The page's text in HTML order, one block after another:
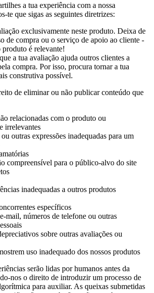
a tua experiência com a nossa
te que sigas as seguintes diretrizes:
exclusivamente neste produto. Deixa de
de compra ou o serviço de apoio ao cliente -
produto é relevante!
a tua avaliação ajuda outros clientes a
compra. Por isso, procura tornar a tua
construtiva possível.
de eliminar ou não publicar conteúdo que
relacionadas com o produto ou
irrelevantes
outras expressões inadequadas para um
compreensível para o público-alvo do site
inadequadas a outros produtos
específicos
mail, números de telefone ou outras
sobre outras avaliações ou
uso inadequado dos nossos produtos
serão lidas por humanos antes da
nos o direito de introduzir um processo de
para auxiliar. As queixas submetidas